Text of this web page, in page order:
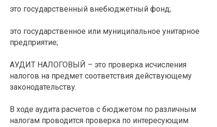
это государственный внебюджетный фонд;
это государственное или муниципальное унитарное
предприятие;
АУДИТ НАЛОГОВЫЙ – это проверка исчисления
налогов на предмет соответствия действующему
законодательству.
В ходе аудита расчетов с бюджетом по различным
налогам проводится проверка по интересующим